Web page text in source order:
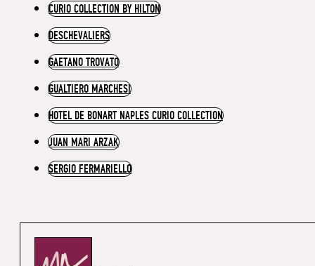
CURIO COLLECTION BY HILTON
DESCHEVALIERS
GAETANO TROVATO
GUALTIERO MARCHESI
HOTEL DE BONART NAPLES CURIO COLLECTION
JUAN MARI ARZAK
SERGIO FERMARIELLO